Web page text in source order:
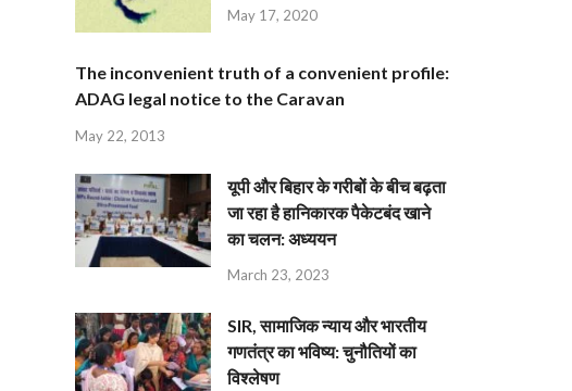
May 17, 2020
The inconvenient truth of a convenient profile:
ADAG legal notice to the Caravan
May 22, 2013
यूपी और बिहार के गरीबों के बीच बढ़ता
जा रहा है हानिकारक पैकेटबंद खाने
का चलन: अध्ययन
March 23, 2023
SIR, सामाजिक न्याय और भारतीय
गणतंत्र का भविष्य: चुनौतियों का
विश्लेषण